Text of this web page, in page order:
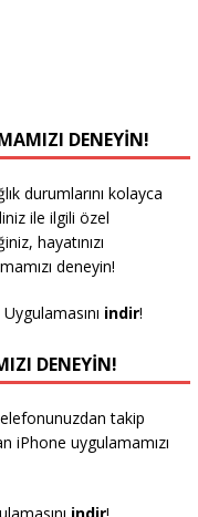
DENEYIN!
durumlarını kolayca
ile ilgili özel
hayatınızı
deneyin!
indir!
DENEYIN!
takip
iPhone uygulamamızı
indir!